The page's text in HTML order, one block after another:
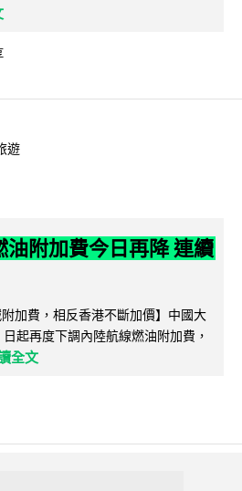
遊
油附加費今日再降 連續
附加費，相反香港不斷加價】中國大
起再度下調內陸航線燃油附加費，
全文